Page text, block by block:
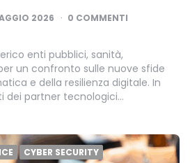
2026 0 COMMENTI
enti pubblici, sanità,
un confronto sulle nuove sfide
e della resilienza digitale. In
dei partner tecnologici…
CYBER SECURITY